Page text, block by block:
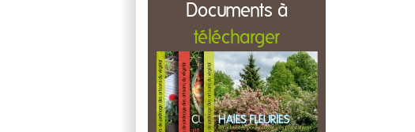
Documents à
télécharger